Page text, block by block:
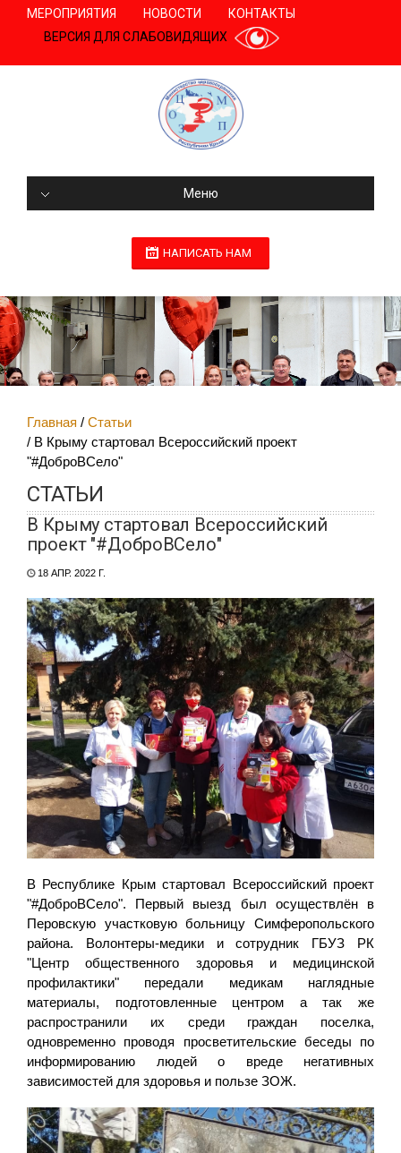
МЕРОПРИЯТИЯ НОВОСТИ
КОНТАКТЫ
ВЕРСИЯ ДЛЯ СЛАБОВИДЯЩИХ
Меню
НАПИСАТЬ НАМ
Главная
Статьи
В Крыму стартовал Всероссийский проект
"#ДоброВСело"
СТАТЬИ
В Крыму стартовал Всероссийский
проект "#ДоброВСело"
18 АПР. 2022 Г.
В Республике Крым стартовал Всероссийский проект
"#ДоброВСело". Первый выезд был осуществлён в
Перовскую участковую больницу Симферопольского
района. Волонтеры-медики и сотрудник ГБУЗ РК
"Центр общественного здоровья и медицинской
профилактики" передали медикам наглядные
материалы, подготовленные центром а так же
распространили их среди граждан поселка,
одновременно проводя просветительские беседы по
информированию людей о вреде негативных
зависимостей для здоровья и пользе ЗОЖ.